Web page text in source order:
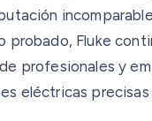
Fluke
profesionales y
eléctricas